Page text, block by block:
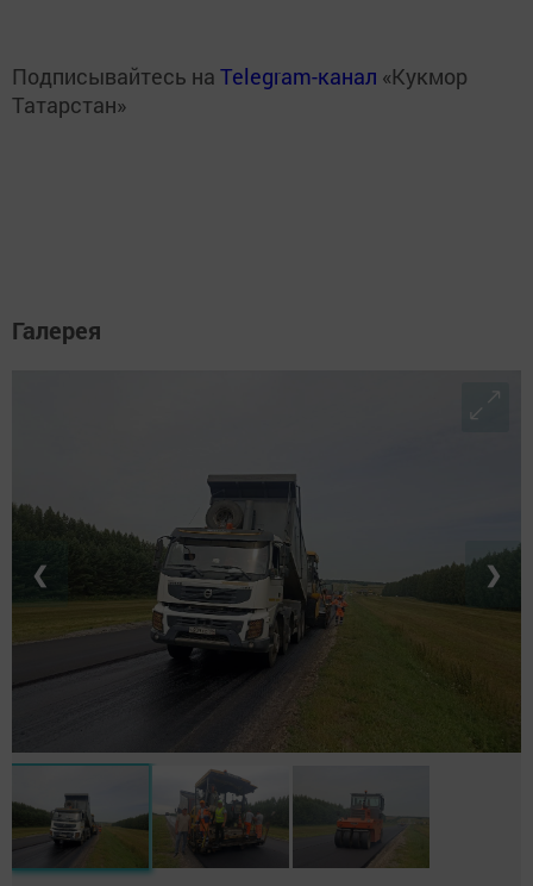
Подписывайтесь на Telegram-канал «Кукмор
Татарстан»
Галерея
❮ ❯